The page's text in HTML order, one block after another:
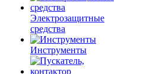
Электрозащитные
средства
Инструменты